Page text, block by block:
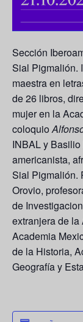
Sección
Sial Pigmalión.
maestra en
de 26 libros,
mujer en la
coloquio
INBAL y
americanista,
Sial Pigmalión.
Orovio,
de
extranjera de
Academia
de la Historia,
Geografía y